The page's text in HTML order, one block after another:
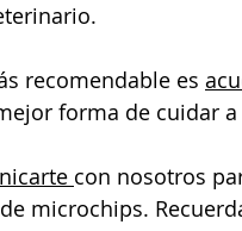
recomendable es
forma de cuidar
con nosotros
microchips.